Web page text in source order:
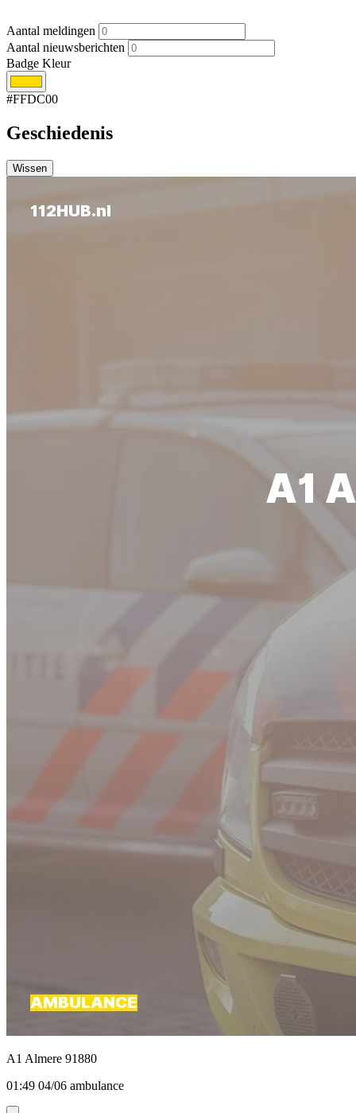
Aantal meldingen
Aantal nieuwsberichten
Badge Kleur
#FFDC00
Geschiedenis
Wissen
A1 Almere 91880
01:49 04/06 ambulance